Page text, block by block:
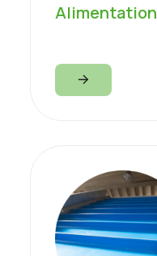
Alimentation